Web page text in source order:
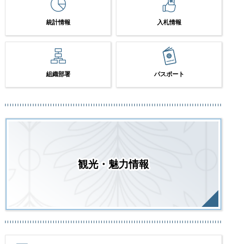
統計情報 入札情報
組織部署 パスポート
観光・魅力情報